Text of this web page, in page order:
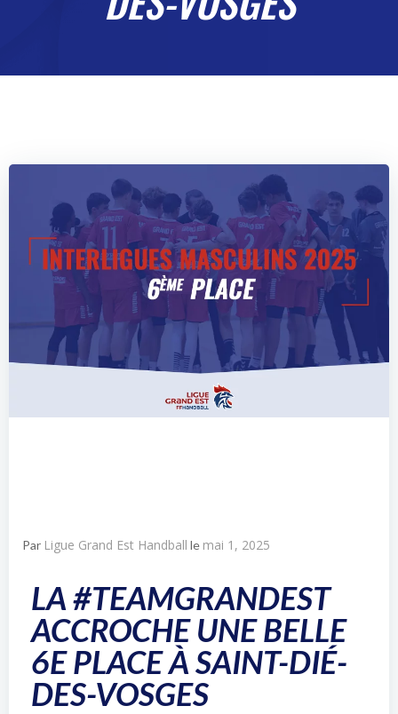
Par Ligue Grand Est Handball le mai 1, 2025
LA #TEAMGRANDEST
ACCROCHE UNE BELLE
6E PLACE À SAINT-DIÉ-
DES-VOSGES